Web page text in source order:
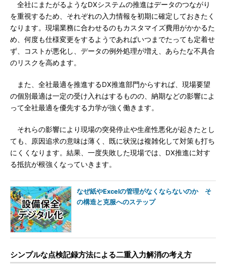
全社にまたがるようなDXシステムの推進はデータのつながり
を重視するため、それぞれの入力情報を初期に確定しておきたく
なります。現場業務に合わせるのもカスタマイズ費用がかかるた
め、何度も仕様変更をするようであればいつまでたっても定着せ
ず、コストが悪化し、データの例外処理が増え、あらたな不具合
のリスクを高めます。
また、全社最適を推進するDX推進部門からすれば、現場要望
の個別最適は一定の受け入れはするものの、納期などの影響によ
って全社最適を優先する力学が強く働きます。
それらの影響により現場の突発停止や生産性悪化が起きたとし
ても、原因追求の意味は薄く、既に状況は複雑化して対策も打ち
にくくなります。結果、一度失敗した現場では、DX推進に対す
る抵抗が根強くなっていきます。
なぜ紙やExcelの管理がなくならないのか そ
の構造と克服へのステップ
シンプルな点検記録方法による二重入力解消の考え方